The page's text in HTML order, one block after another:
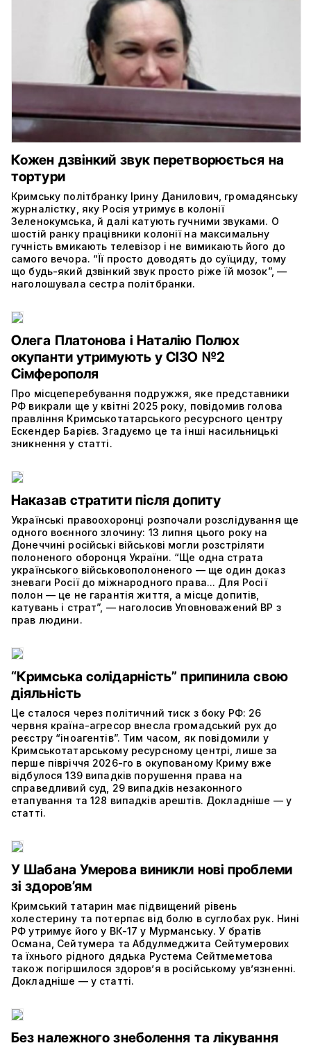
Кожен дзвінкий звук перетворюється на
тортури
Кримську політбранку Ірину Данилович, громадянську
журналістку, яку Росія утримує в колонії
Зеленокумська, й далі катують гучними звуками. О
шостій ранку працівники колонії на максимальну
гучність вмикають телевізор і не вимикають його до
самого вечора. “Її просто доводять до суїциду, тому
що будь-який дзвінкий звук просто ріже їй мозок”, —
наголошувала сестра політбранки.
Олега Платонова і Наталію Полюх
окупанти утримують у СІЗО №2
Сімферополя
Про місцеперебування подружжя, яке представники
РФ викрали ще у квітні 2025 року, повідомив голова
правління Кримськотатарського ресурсного центру
Ескендер Барієв. Згадуємо це та інші насильницькі
зникнення у статті.
Наказав стратити після допиту
Українські правоохоронці розпочали розслідування ще
одного воєнного злочину: 13 липня цього року на
Донеччині російські військові могли розстріляти
полоненого оборонця України. “Ще одна страта
українського військовополоненого — ще один доказ
зневаги Росії до міжнародного права... Для Росії
полон — це не гарантія життя, а місце допитів,
катувань і страт”, — наголосив Уповноважений ВР з
прав людини.
“Кримська солідарність” припинила свою
діяльність
Це сталося через політичний тиск з боку РФ: 26
червня країна-агресор внесла громадський рух до
реєстру “іноагентів”. Тим часом, як повідомили у
Кримськотатарському ресурсному центрі, лише за
перше півріччя 2026-го в окупованому Криму вже
відбулося 139 випадків порушення права на
справедливий суд, 29 випадків незаконного
етапування та 128 випадків арештів. Докладніше — у
статті.
У Шабана Умерова виникли нові проблеми
зі здоров’ям
Кримський татарин має підвищений рівень
холестерину та потерпає від болю в суглобах рук. Нині
РФ утримує його у ВК-17 у Мурманську. У братів
Османа, Сейтумера та Абдулмеджита Сейтумерових
та їхнього рідного дядька Рустема Сейтмеметова
також погіршилося здоров’я в російському ув’язненні.
Докладніше — у статті.
Без належного знеболення та лікування